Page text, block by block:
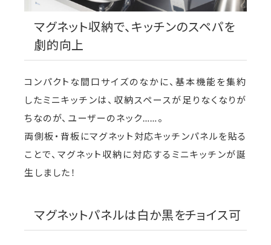
マグネット収納で、キッチンのスペパを
劇的向上
コンパクトな間口サイズのなかに、基本機能を集約
したミニキッチンは、収納スペースが足りなくなりが
ちなのが、ユーザーのネック……。
両側板・背板にマグネット対応キッチンパネルを貼る
ことで、マグネット収納に対応するミニキッチンが誕
生しました！
マグネットパネルは白か黒をチョイス可